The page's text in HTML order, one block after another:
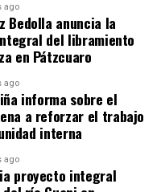
Rubén Rocha Moya a
narcotráfico de
a los 10 acusados por
ago
Bedolla anuncia la
del libramiento
en Pátzcuaro
ago
informa sobre el
a reforzar el trabajo
interna
ago
proyecto integral